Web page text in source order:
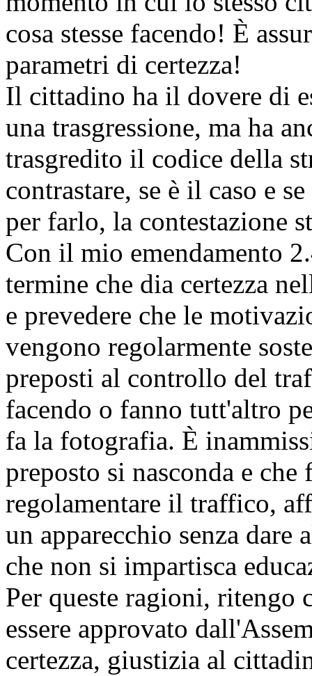
cosa stesse facendo! È
parametri di certezza!
Il cittadino ha il dovere di
una trasgressione, ma ha
trasgredito il codice della
contrastare, se è il caso e
per farlo, la contestazione
Con il mio emendamento
termine che dia certezza
e prevedere che le
vengono regolarmente
preposti al controllo del
facendo o fanno tutt'altro
fa la fotografia. È
preposto si nasconda e
regolamentare il traffico,
un apparecchio senza dare
che non si impartisca
Per queste ragioni, ritengo
essere approvato
certezza, giustizia al